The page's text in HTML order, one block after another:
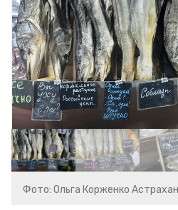
Фото: Ольга Корженко